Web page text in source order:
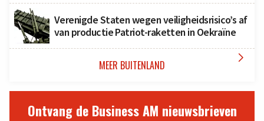
Verenigde Staten wegen veiligheidsrisico’s af
van productie Patriot-raketten in Oekraïne
MEER BUITENLAND 
Ontvang de Business AM nieuwsbrieven